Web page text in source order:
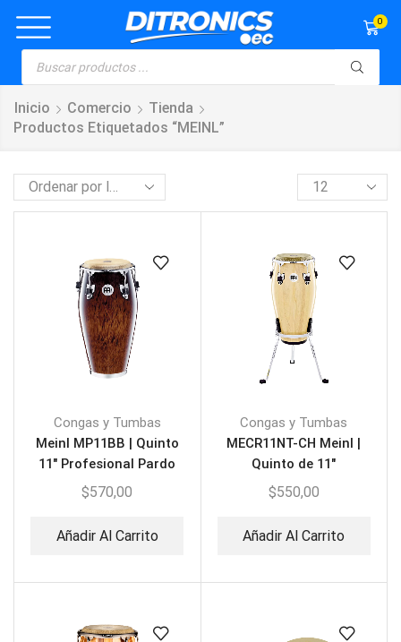
0
Inicio Comercio
Tienda
Productos Etiquetados “MEINL”
Congas y Tumbas
Meinl MP11BB | Quinto
11″ Profesional Pardo
Burl
$570,00
Añadir Al Carrito
Congas y Tumbas
MECR11NT-CH Meinl |
Quinto de 11″
$550,00
Añadir Al Carrito